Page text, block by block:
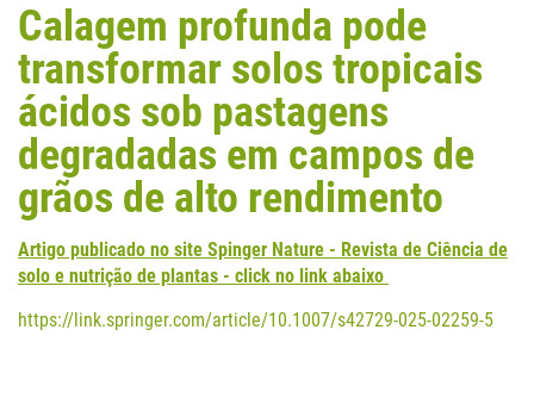
Calagem profunda pode
transformar solos tropicais
ácidos sob pastagens
degradadas em campos de
grãos de alto rendimento
Artigo publicado no site Spinger Nature - Revista de Ciência de
solo e nutrição de plantas - click no link abaixo
https://link.springer.com/article/10.1007/s42729-025-02259-5